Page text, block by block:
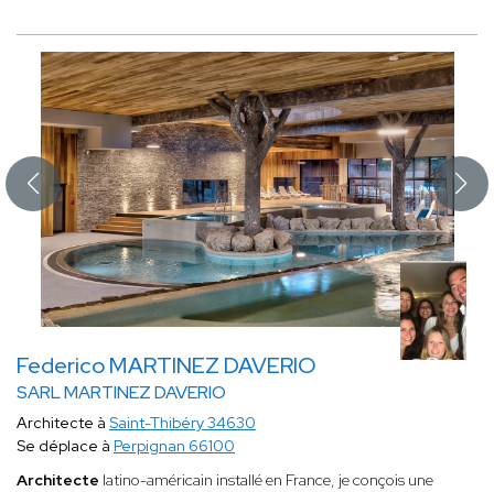
Federico MARTINEZ DAVERIO
SARL MARTINEZ DAVERIO
Architecte à Saint-Thibéry 34630
Se déplace à Perpignan 66100
Architecte latino-américain installé en France, je conçois une